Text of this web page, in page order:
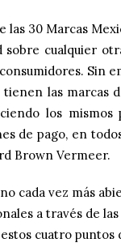
30 Marcas
sobre cualquier
Sin
las marcas
los
de pago, en
Brown Vermeer.
cada vez más
a través de
cuatro